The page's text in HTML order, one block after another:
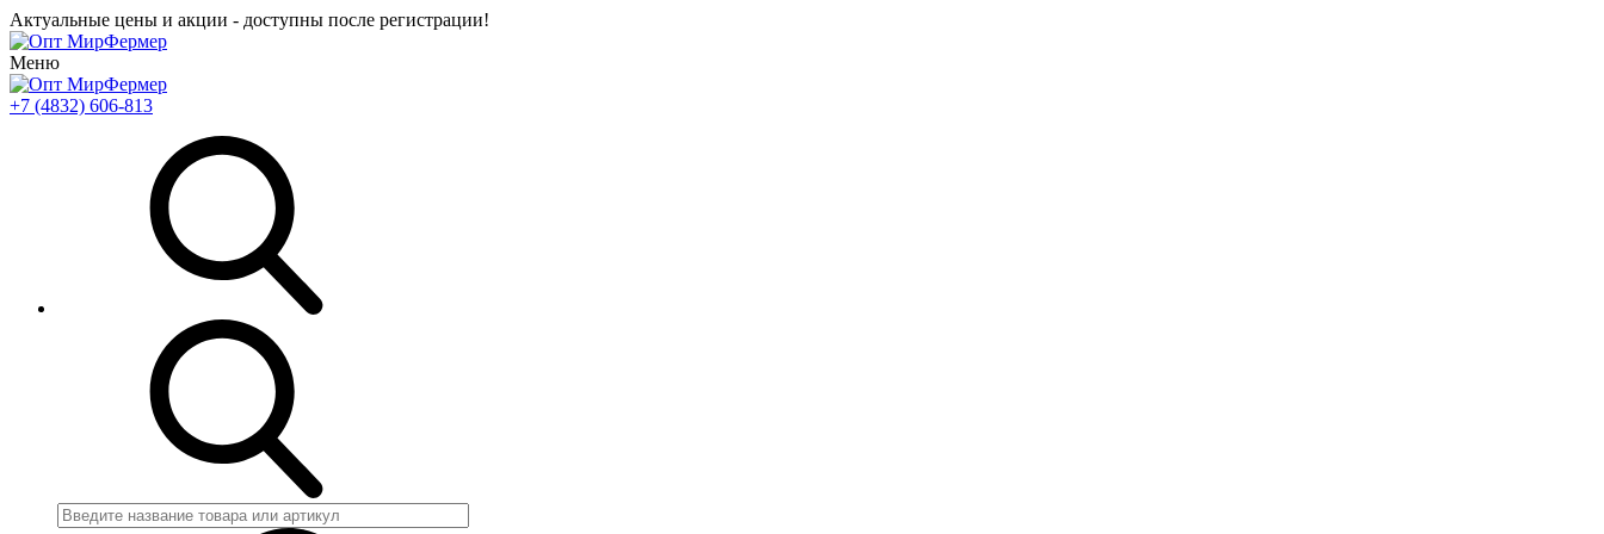
Актуальные цены и акции - доступны после регистрации!
Меню
+7 (4832) 606-813